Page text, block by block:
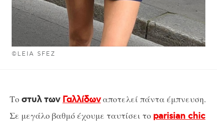
©LEIA SFEZ
Το στυλ των Γαλλίδωναποτελεί πάντα έμπνευση.
Σε μεγάλο βαθμό έχουμε ταυτίσει το parisian chic